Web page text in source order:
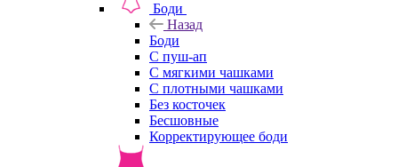
Боди
Назад
Боди
С пуш-ап
С мягкими чашками
С плотными чашками
Без косточек
Бесшовные
Корректирующее боди